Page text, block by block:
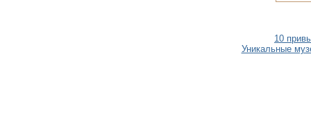
10
Уникальные